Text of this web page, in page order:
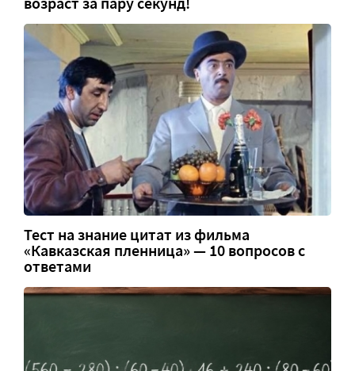
Тест на знание цитат из фильма
«Кавказская пленница» — 10 вопросов с
ответами